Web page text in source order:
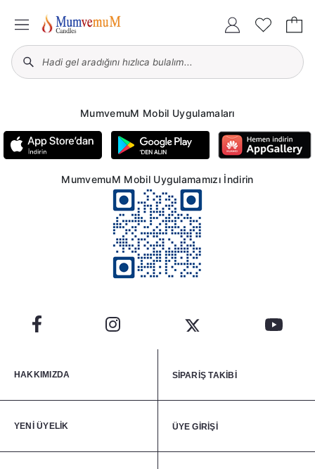
MumvemuM Mobil Uygulamaları
MumvemuM Mobil Uygulamamızı İndirin
HAKKIMIZDA SİPARİŞ TAKİBİ
YENİ ÜYELİK ÜYE GİRİŞİ